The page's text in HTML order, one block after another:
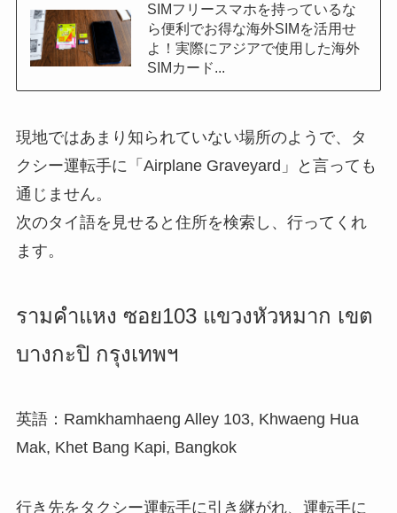
SIMフリースマホを持っているな
ら便利でお得な海外SIMを活用せ
よ！実際にアジアで使用した海外
SIMカード...
現地ではあまり知られていない場所のようで、タ
クシー運転手に「Airplane Graveyard」と言っても
通じません。
次のタイ語を見せると住所を検索し、行ってくれ
ます。
รามคำแหง ซอย103 แขวงหัวหมาก เขต
บางกะปิ กรุงเทพฯ
英語：Ramkhamhaeng Alley 103, Khwaeng Hua
Mak, Khet Bang Kapi, Bangkok
行き先をタクシー運転手に引き継がれ、運転手に